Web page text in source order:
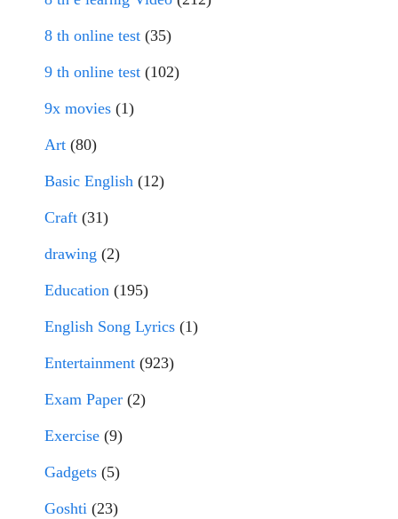
8 th online test (35)
9 th online test (102)
9x movies (1)
Art (80)
Basic English (12)
Craft (31)
drawing (2)
Education (195)
English Song Lyrics (1)
Entertainment (923)
Exam Paper (2)
Exercise (9)
Gadgets (5)
Goshti (23)